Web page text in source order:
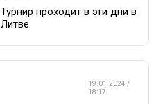
Турнир проходит в эти дни в
Литве
19.01.2024 /
18:17